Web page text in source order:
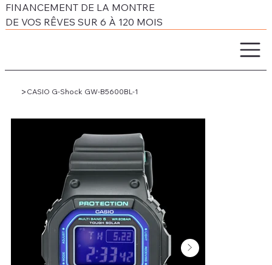
FINANCEMENT DE LA MONTRE
DE VOS RÊVES SUR 6 À 120 MOIS
> CASIO G-Shock GW-B5600BL-1